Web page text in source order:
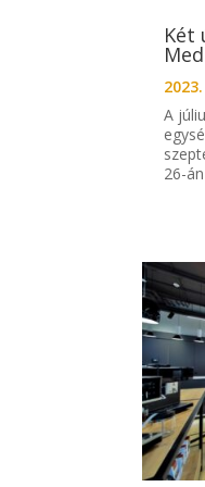
Két
A
26-